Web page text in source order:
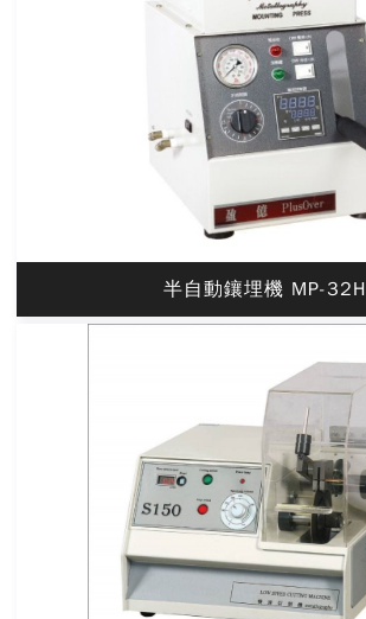
半自動鑲埋機 MP-32H